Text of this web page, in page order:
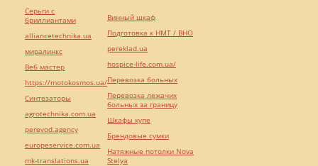
Серьги с
бриллиантами
alliancetechnika.ua
миралинкс
Веб мастер
https://motokosmos.ua/
Синтезаторы
agrotechnika.com.ua
perevod.agency
europeservice.com.ua
mk-translations.ua
Винный шкаф
Подготовка к НМТ / ВНО
pereklad.ua
hospice-life.com.ua/
Перевозка больных
Перевозка лежачих
больных за границу
Шкафы купе
Брендовые сумки
Натяжные потолки Nova
Stelya